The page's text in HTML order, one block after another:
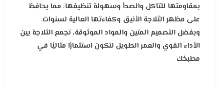
بمقاومتها للتآكل والصدأ وسهولة تنظيفها، مما يحافظ
على مظهر الثلاجة الأنيق وكفاءتها العالية لسنوات.
وبفضل التصميم المتين والمواد الموثوقة، تجمع الثلاجة بين
الأداء القوي والعمر الطويل لتكون استثمارًا مثاليًا في
مطبخك